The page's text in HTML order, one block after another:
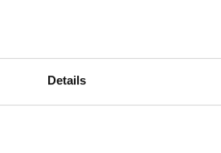
Details
budget op te stellen en
eerste woning te kopen.
door het hele koopproces. Neem